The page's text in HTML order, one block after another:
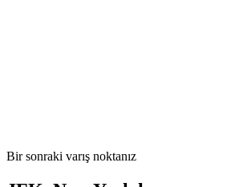
Bir sonraki varış noktanız